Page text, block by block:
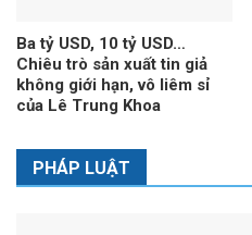
Ba tỷ USD, 10 tỷ USD…
Chiêu trò sản xuất tin giả
không giới hạn, vô liêm sỉ
của Lê Trung Khoa
PHÁP LUẬT